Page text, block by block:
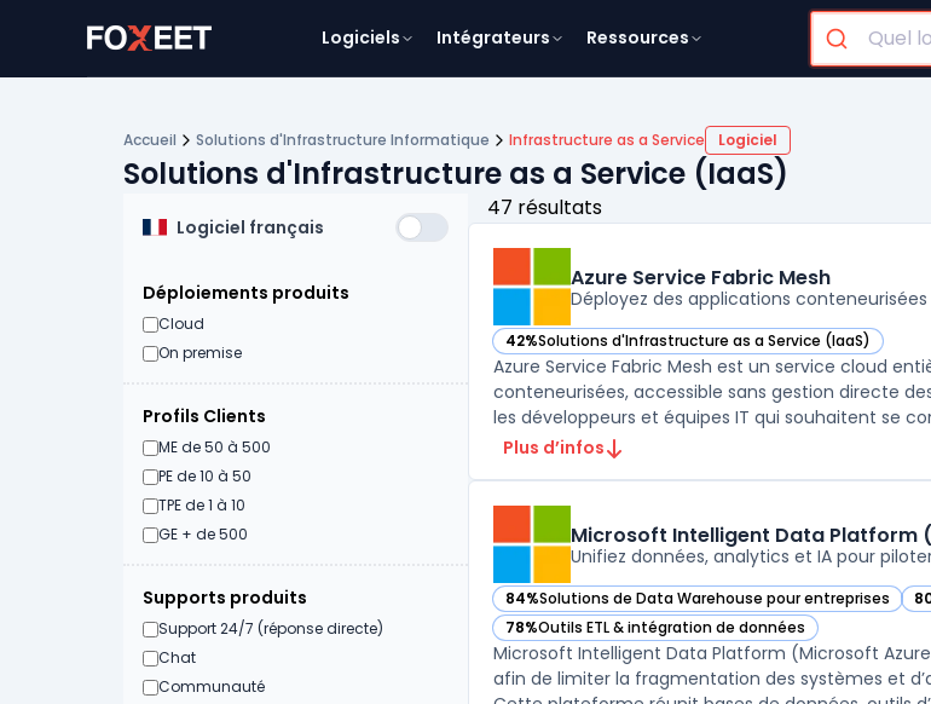
Logiciels Intégrateurs Ressources
Accueil Solutions d'Infrastructure Informatique Infrastructure as a Service Logiciel
Solutions d'Infrastructure as a Service (IaaS)
Logiciel français
Déploiements produits
Cloud
On premise
Profils Clients
ME de 50 à 500
PE de 10 à 50
TPE de 1 à 10
GE + de 500
Supports produits
Support 24/7 (réponse directe)
Chat
Communauté
47 résultats
Azure Service Fabric Mesh
Déployez des applications
42%Solutions d'Infrastructure as a Service (IaaS)
— voir Azure Service Fabric Mesh dans cette catégorie
Azure Service Fabric Mesh est un service cloud
conteneurisées, accessible sans gestion directe
les développeurs et équipes IT qui souhaitent se
Plus d’infos
Microsoft Intelligent Data Platform
Unifiez données, analytics et IA pour
84%Solutions de Data Warehouse pour entreprises
— voir Microsoft Intelligent Data Platform (Microsoft
—
78%Outils ETL & intégration de données
— voir Microsoft Intelligent Data Platform (Microsoft
Microsoft Intelligent Data Platform (Microsoft
afin de limiter la fragmentation des systèmes et